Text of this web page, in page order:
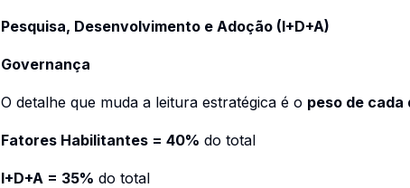
Pesquisa, Desenvolvimento e Adoção (I+D+A)
Governança
O detalhe que muda a leitura estratégica é o peso de cada
Fatores Habilitantes = 40% do total
I+D+A = 35% do total